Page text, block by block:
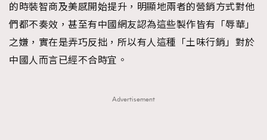
的時裝智商及美感開始提升，明顯地兩者的營銷方式對他
們都不奏效，甚至有中國網友認為這些製作皆有「辱華」
之嫌，實在是弄巧反拙，所以有人這種「土味行銷」對於
中國人而言已經不合時宜。
Advertisement